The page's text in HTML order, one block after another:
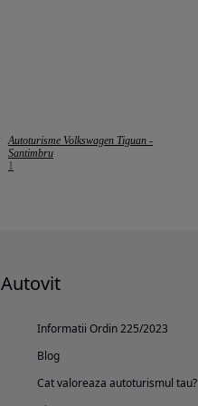
Autoturisme Volkswagen Tiguan -
Santimbru
1
Autovit
Informatii Ordin 225/2023
Blog
Cat valoreaza autoturismul tau?